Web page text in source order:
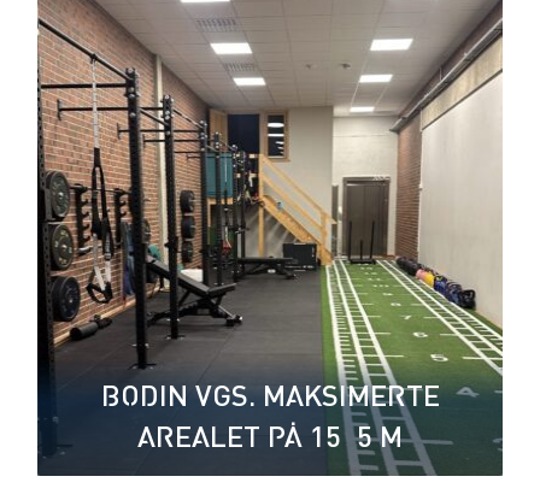
BODIN VGS. MAKSIMERTE
AREALET PÅ 15×5 M